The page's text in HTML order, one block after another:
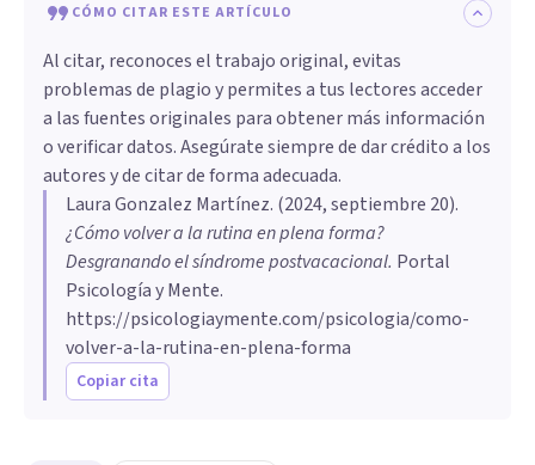
CÓMO CITAR ESTE ARTÍCULO
Al citar, reconoces el trabajo original, evitas
problemas de plagio y permites a tus lectores acceder
a las fuentes originales para obtener más información
o verificar datos. Asegúrate siempre de dar crédito a los
autores y de citar de forma adecuada.
Laura Gonzalez Martínez. (2024, septiembre 20).
¿Cómo volver a la rutina en plena forma?
Desgranando el síndrome postvacacional. Portal
Psicología y Mente.
https://psicologiaymente.com/psicologia/como-
volver-a-la-rutina-en-plena-forma
Copiar cita